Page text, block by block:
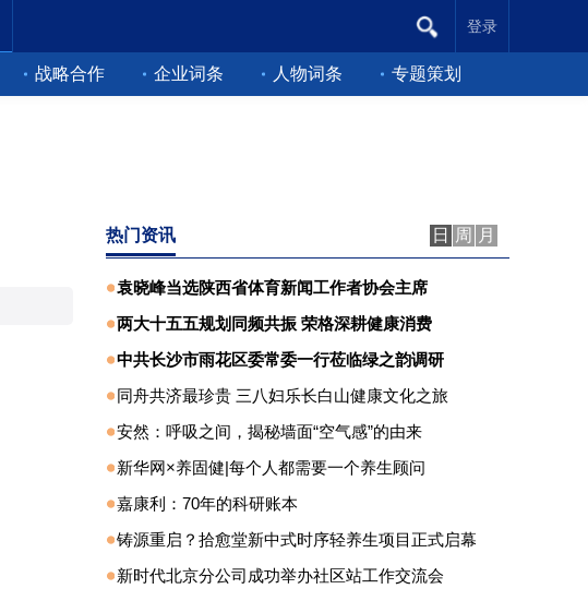
战略合作 企业词条 人物词条 专题策划
登录
热门资讯 日 周 月
袁晓峰当选陕西省体育新闻工作者协会主席
两大十五五规划同频共振 荣格深耕健康消费
中共长沙市雨花区委常委一行莅临绿之韵调研
同舟共济最珍贵 三八妇乐长白山健康文化之旅
安然：呼吸之间，揭秘墙面“空气感”的由来
新华网×养固健|每个人都需要一个养生顾问
嘉康利：70年的科研账本
铸源重启？拾愈堂新中式时序轻养生项目正式启幕
新时代北京分公司成功举办社区站工作交流会